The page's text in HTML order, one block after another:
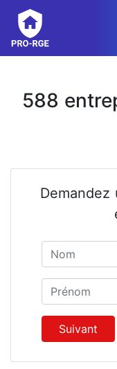
588
Prénom
Suivant